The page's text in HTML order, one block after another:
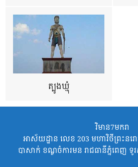
ត្បូងឃ្មុំ
វិមាន7មករា
អាស័យដ្ឋាន លេខ 203 មហាវិថីព្រះនរោ
បាសាក់ ខណ្ឌចំការមន រាជធានីភ្នំពេញ